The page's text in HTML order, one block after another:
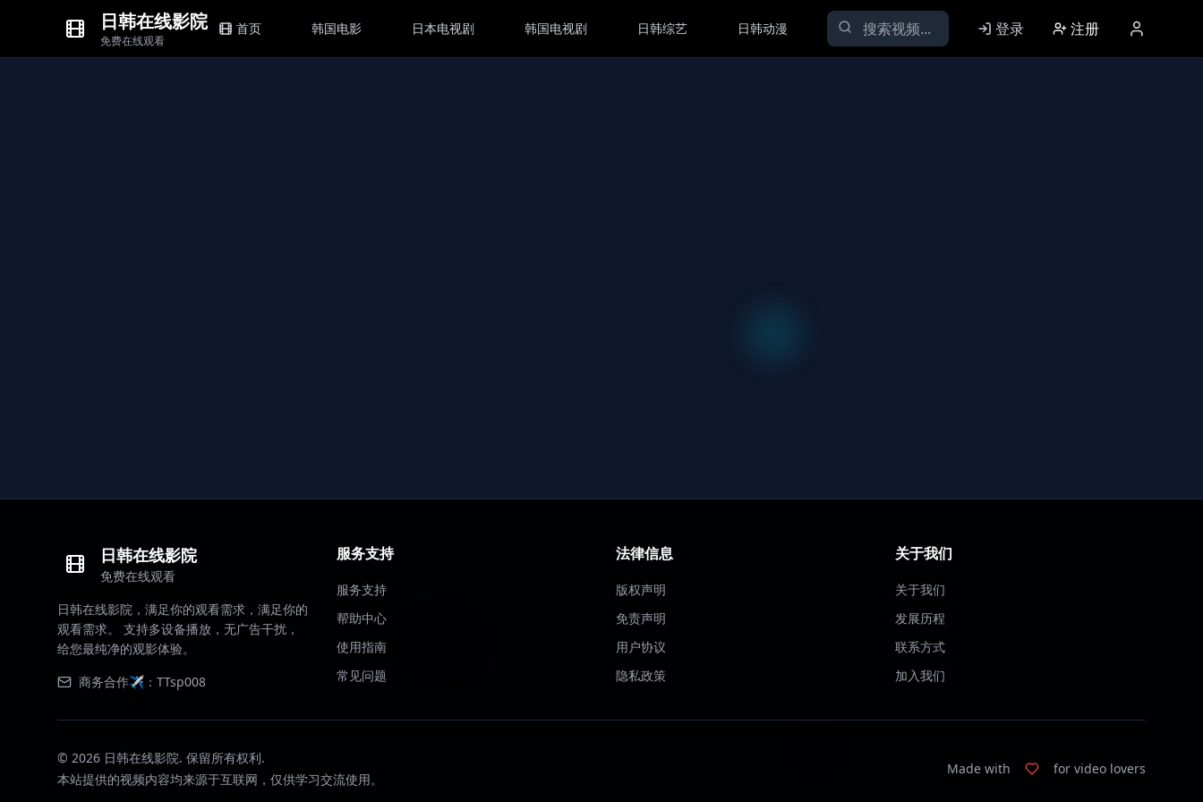
日韩在线影院
免费在线观看
首页 韩国电影 日本电视剧 韩国电视剧 日韩综艺 日韩动漫 登录 注册
日韩在线影院
免费在线观看
日韩在线影院，满足你的观看需求，满足你的
观看需求。 支持多设备播放，无广告干扰，
给您最纯净的观影体验。
商务合作✈️：TTsp008
服务支持
服务支持
帮助中心
使用指南
常见问题
法律信息
版权声明
免责声明
用户协议
隐私政策
关于我们
关于我们
发展历程
联系方式
加入我们
© 2026 日韩在线影院. 保留所有权利.
本站提供的视频内容均来源于互联网，仅供学习交流使用。
Made with for video lovers